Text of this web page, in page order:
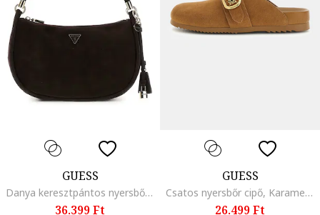
GUESS
Danya keresztpántos nyersbőr táska fémlogós foltrátéttel, Sötétbarna
36.399 Ft
GUESS
Csatos nyersbőr cipő, Karamellbarna
26.499 Ft